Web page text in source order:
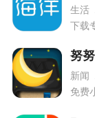
生活
下载
努
新闻
免费